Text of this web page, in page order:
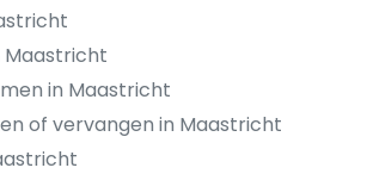
Maastricht
in Maastricht
of vervangen in Maastricht